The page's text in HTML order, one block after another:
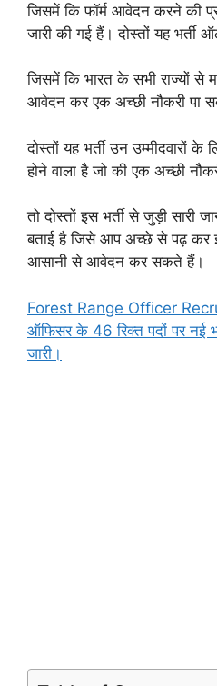
जिसमें कि फॉर्म आवेदन करने की
जारी की गई हैं। दोस्तों यह भर्ती
जिसमें कि भारत के सभी राज्यों से
आवेदन कर एक अच्छी नौकरी पा
दोस्तों यह भर्ती उन उम्मीदवारों के
होने वाला है जो की एक अच्छी
तो दोस्तों इस भर्ती से जुड़ी सारी
बताई है जिसे आप अच्छे से पढ़ कर
आसानी से आवेदन कर सकते हैं।
Forest Range Officer
ऑफिसर के 46 रिक्त पदों पर नई
जारी।